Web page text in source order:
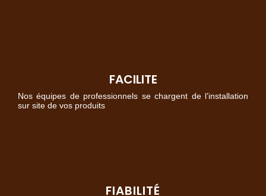
FACILITE
Nos équipes de professionnels se chargent de l’installation
sur site de vos produits
FIABILITÉ